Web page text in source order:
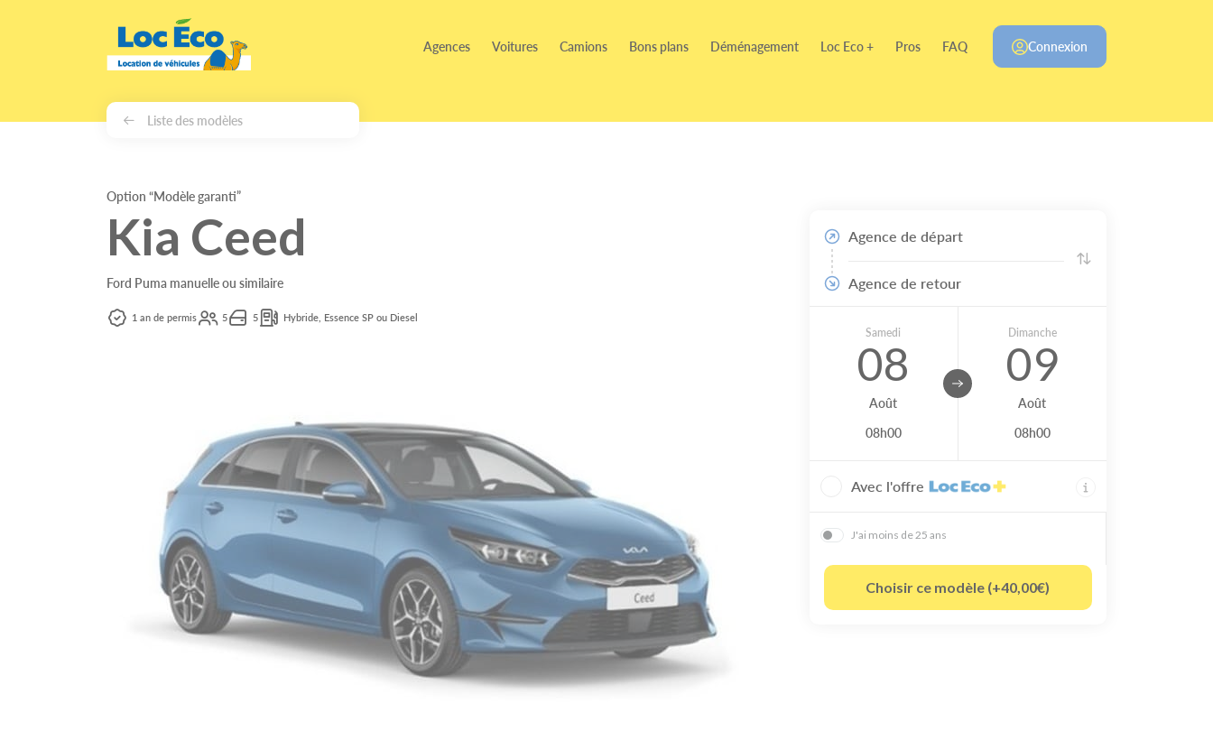
Agences Voitures Camions Bons plans Déménagement Loc Eco + Pros FAQ Connexion
Liste des modèles
Option “Modèle garanti”
Kia Ceed
Ford Puma manuelle ou similaire
1 an de permis 5 5 Hybride, Essence SP ou Diesel
Agence de départ
Agence de retour
Samedi
08
Août
08h00
Dimanche
09
Août
08h00
Avec l'offre
J'ai moins de 25 ans
Choisir ce modèle (+40,00€)